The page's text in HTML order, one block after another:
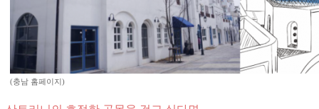
(충남 홈페이지)